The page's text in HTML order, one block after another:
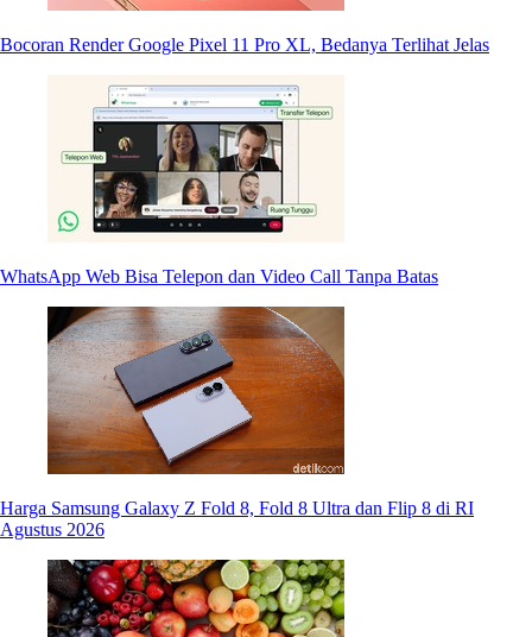
Bocoran Render Google Pixel 11 Pro XL, Bedanya Terlihat Jelas
WhatsApp Web Bisa Telepon dan Video Call Tanpa Batas
Harga Samsung Galaxy Z Fold 8, Fold 8 Ultra dan Flip 8 di RI
Agustus 2026